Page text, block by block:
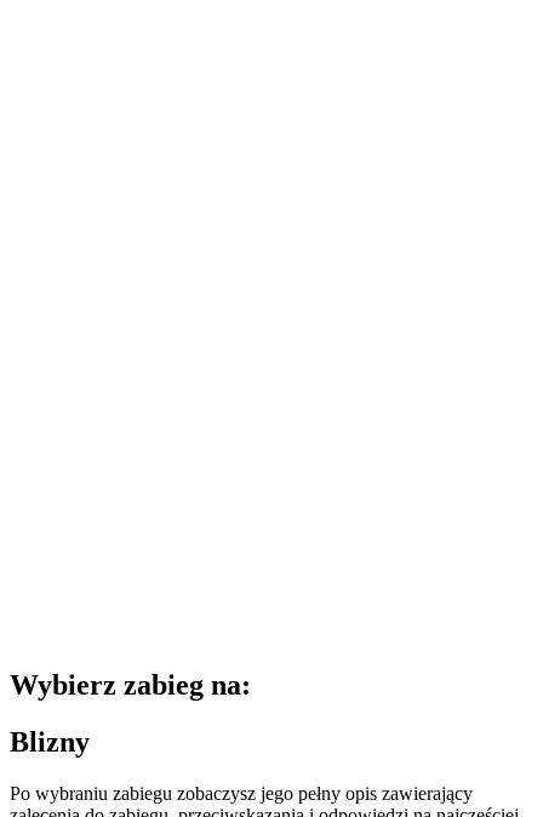
Wybierz zabieg na:
Blizny
Po wybraniu zabiegu zobaczysz jego pełny opis zawierający